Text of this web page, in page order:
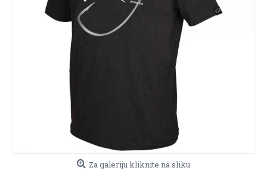
Za galeriju kliknite na sliku